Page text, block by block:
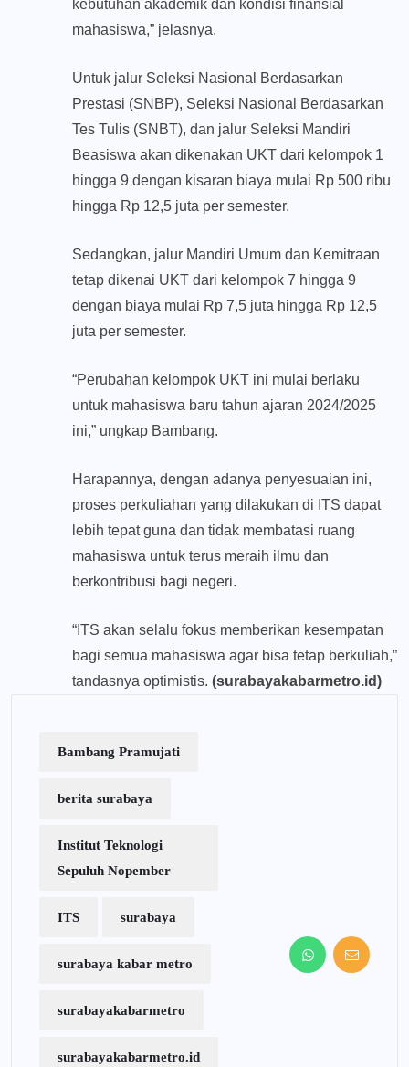
kebutuhan akademik dan kondisi finansial
mahasiswa,” jelasnya.
Untuk jalur Seleksi Nasional Berdasarkan
Prestasi (SNBP), Seleksi Nasional Berdasarkan
Tes Tulis (SNBT), dan jalur Seleksi Mandiri
Beasiswa akan dikenakan UKT dari kelompok 1
hingga 9 dengan kisaran biaya mulai Rp 500 ribu
hingga Rp 12,5 juta per semester.
Sedangkan, jalur Mandiri Umum dan Kemitraan
tetap dikenai UKT dari kelompok 7 hingga 9
dengan biaya mulai Rp 7,5 juta hingga Rp 12,5
juta per semester.
“Perubahan kelompok UKT ini mulai berlaku
untuk mahasiswa baru tahun ajaran 2024/2025
ini,” ungkap Bambang.
Harapannya, dengan adanya penyesuaian ini,
proses perkuliahan yang dilakukan di ITS dapat
lebih tepat guna dan tidak membatasi ruang
mahasiswa untuk terus meraih ilmu dan
berkontribusi bagi negeri.
“ITS akan selalu fokus memberikan kesempatan
bagi semua mahasiswa agar bisa tetap berkuliah,”
tandasnya optimistis. (surabayakabarmetro.id)
Bambang Pramujati
berita surabaya
Institut Teknologi
Sepuluh Nopember
ITS surabaya
surabaya kabar metro
surabayakabarmetro
surabayakabarmetro.id